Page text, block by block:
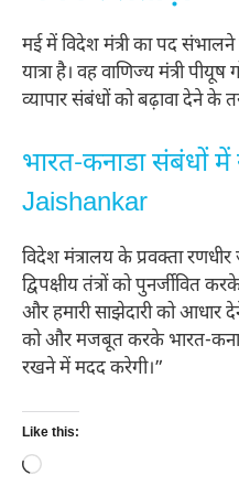
मई में विदेश मंत्री का पद
यात्रा है। वह वाणिज्य मंत्री
व्यापार संबंधों को बढ़ावा देने के
भारत-कनाडा संबंधों
Jaishankar
विदेश मंत्रालय के प्रवक्ता
द्विपक्षीय तंत्रों को पुनर्जीवित
और हमारी साझेदारी को आधार
को और मजबूत करके भारत-
रखने में मदद करेगी।”
Like this:
Loading…